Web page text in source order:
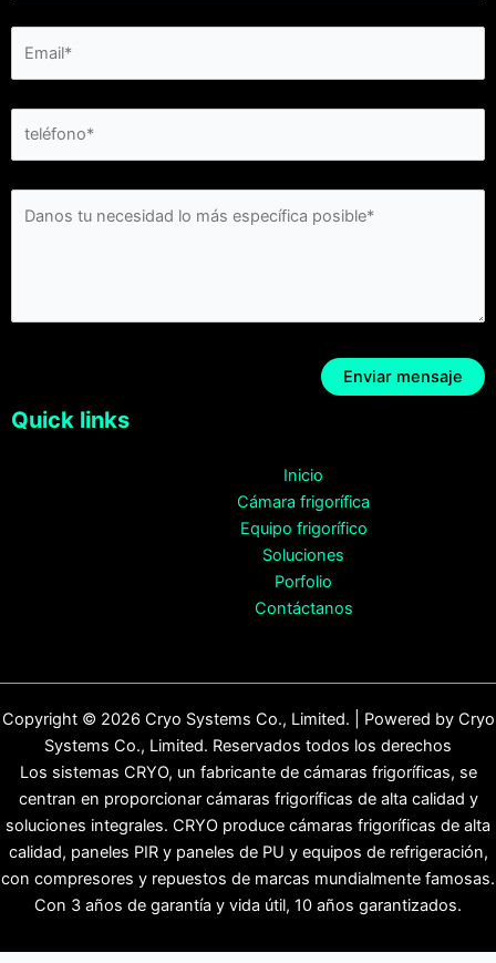
Quick links
Inicio
Cámara frigorífica
Equipo frigorífico
Soluciones
Porfolio
Contáctanos
Copyright © 2026 Cryo Systems Co., Limited. | Powered by Cryo
Systems Co., Limited. Reservados todos los derechos
Los sistemas CRYO, un fabricante de cámaras frigoríficas, se
centran en proporcionar cámaras frigoríficas de alta calidad y
soluciones integrales. CRYO produce cámaras frigoríficas de alta
calidad, paneles PIR y paneles de PU y equipos de refrigeración,
con compresores y repuestos de marcas mundialmente famosas.
Con 3 años de garantía y vida útil, 10 años garantizados.